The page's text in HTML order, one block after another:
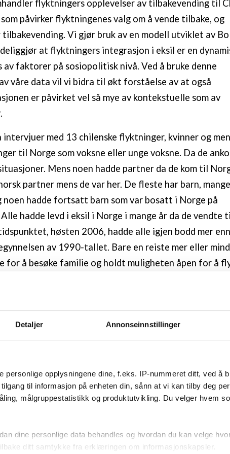
Detaljer Annonseinnstillinger
personlige opplysningene dine, f.eks. IP-nummeret ditt, ved å
til informasjon på enheten din, sånn at vi kan tilby deg
målgruppestatistikk og produktutvikling. Du velger hvem
dine personlige data behandles og hvordan du kan velge
ditt samtykke fra erklæringen om informasjonskapsler.
flyktningers opplevelser av tilbakevending til
påvirker flyktningenes valg om å vende tilbake, og
Vi gjør bruk av en modell utviklet av
at flyktningers integrasjon i eksil er en
av faktorer på sosiopolitisk nivå. Ved å bruke denne
våre data vil vi bidra til økt forståelse av at også
er påvirket vel så mye av kontekstuelle som av
med 13 chilenske flyktninger, kvinner og
til Norge som voksne eller unge voksne. Da de
Mens noen hadde partner da de kom til
partner mens de var her. De fleste har barn,
noen hadde fortsatt barn som var bosatt i Norge på
hadde levd i eksil i Norge i mange år da de vendte
høsten 2006, hadde alle igjen bodd mer
av 1990-tallet. Bare en reiste mer eller
for å besøke familie og holdt muligheten åpen for å
livssituasjon i eksil i Norge.
kort oversikt over chilensk eksil, før vi beskriver